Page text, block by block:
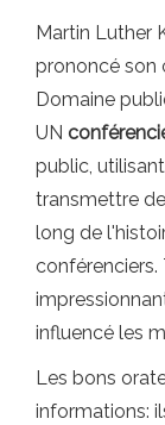
Martin Luther
prononcé son
Domaine
UN
public,
transmettre
long de
conférenciers.
influencé les
Les bons
informations: